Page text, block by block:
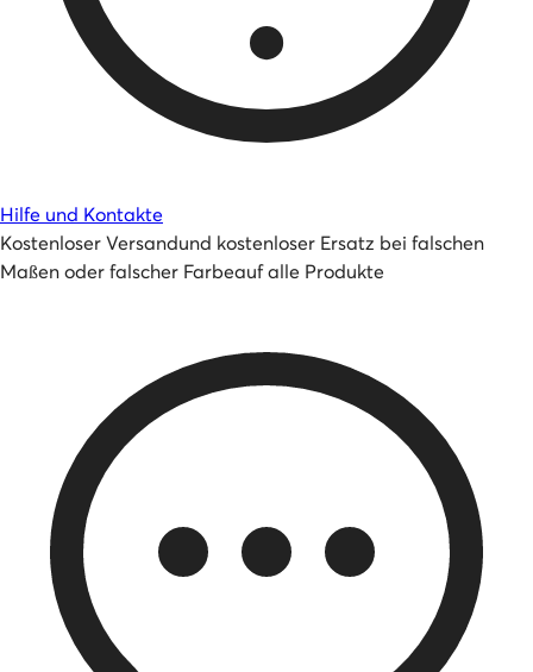
Hilfe und Kontakte
Kostenloser Versandund kostenloser Ersatz bei falschen
Maßen oder falscher Farbeauf alle Produkte